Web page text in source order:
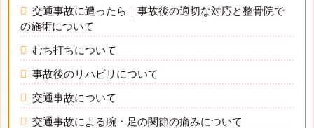
交通事故に遭ったら｜事故後の適切な対応と整骨院で
の施術について
むち打ちについて
事故後のリハビリについて
交通事故について
交通事故による腕・足の関節の痛みについて